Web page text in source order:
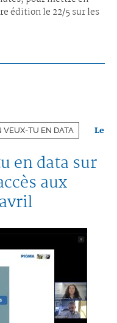
édition le 22/5 sur les
VEUX-TU EN DATA
Le
en data sur
aux